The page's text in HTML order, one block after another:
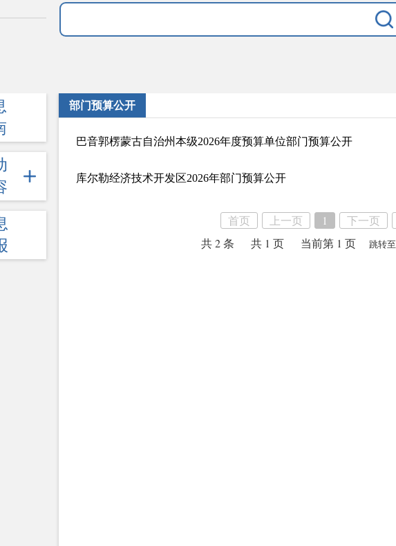
部门预算公开
巴音郭楞蒙古自治州本级2026年度预算单位部门预算公开
库尔勒经济技术开发区2026年部门预算公开
首页 上一页 1 下一页
共 2 条
共 1 页 当前第 1 页 跳转至